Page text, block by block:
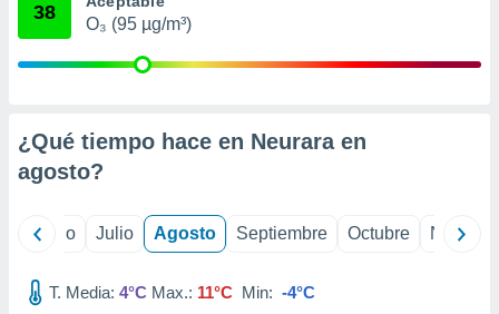
publicidad
38
O₃ (95 µg/m³)
¿Qué tiempo hace en Neurara en
agosto?
Junio Julio Agosto Septiembre Octubre
T. Media: 4°C Max.: 11°C Min: -4°C